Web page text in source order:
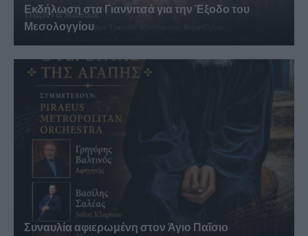
Εκδήλωση στα Γιαννιτσά για την Έξοδο του
Μεσολογγίου
Συναυλία αφιερωμένη στον Άγιο Παΐσιο